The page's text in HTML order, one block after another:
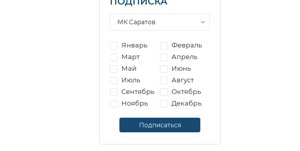
Январь
Февраль
Март
Апрель
Май
Июнь
Июль
Август
Сентябрь
Октябрь
Ноябрь
Декабрь